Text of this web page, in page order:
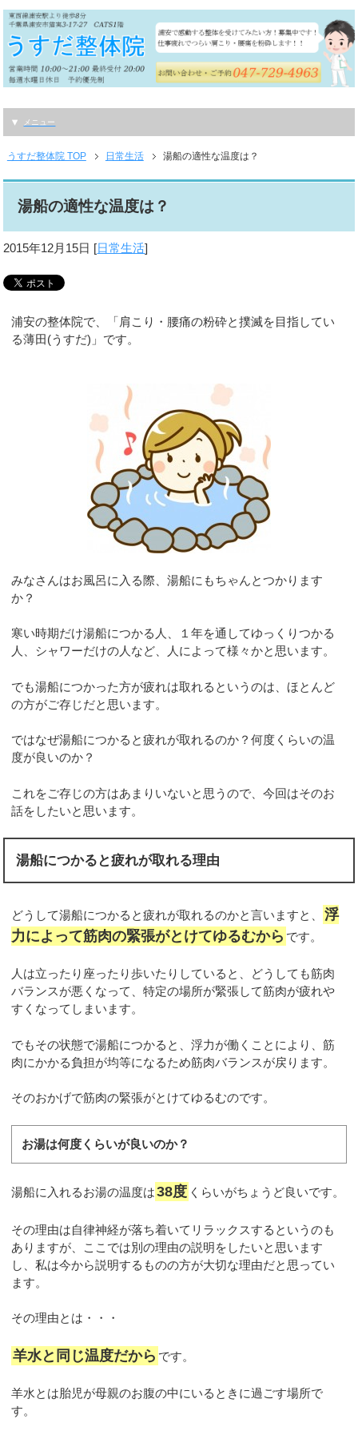
メニュー
うすだ整体院 TOP 日常生活 湯船の適性な温度は？
湯船の適性な温度は？
2015年12月15日 [日常生活]
浦安の整体院で、「肩こり・腰痛の粉砕と撲滅を目指してい
る薄田(うすだ)」です。
みなさんはお風呂に入る際、湯船にもちゃんとつかります
か？
寒い時期だけ湯船につかる人、１年を通してゆっくりつかる
人、シャワーだけの人など、人によって様々かと思います。
でも湯船につかった方が疲れは取れるというのは、ほとんど
の方がご存じだと思います。
ではなぜ湯船につかると疲れが取れるのか？何度くらいの温
度が良いのか？
これをご存じの方はあまりいないと思うので、今回はそのお
話をしたいと思います。
湯船につかると疲れが取れる理由
どうして湯船につかると疲れが取れるのかと言いますと、
浮
力によって筋肉の緊張がとけてゆるむから です。
人は立ったり座ったり歩いたりしていると、どうしても筋肉
バランスが悪くなって、特定の場所が緊張して筋肉が疲れや
すくなってしまいます。
でもその状態で湯船につかると、浮力が働くことにより、筋
肉にかかる負担が均等になるため筋肉バランスが戻ります。
そのおかげで筋肉の緊張がとけてゆるむのです。
お湯は何度くらいが良いのか？
湯船に入れるお湯の温度は 38度 くらいがちょうど良いです。
その理由は自律神経が落ち着いてリラックスするというのも
ありますが、ここでは別の理由の説明をしたいと思います
し、私は今から説明するものの方が大切な理由だと思ってい
ます。
その理由とは・・・
羊水と同じ温度だから です。
羊水とは胎児が母親のお腹の中にいるときに過ごす場所で
す。